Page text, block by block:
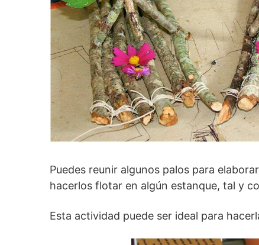
Puedes reunir algunos palos para
hacerlos flotar en algún estanque, tal y
Esta actividad puede ser ideal para